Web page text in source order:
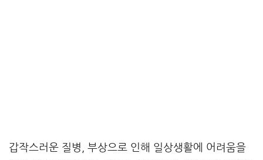
갑작스러운 질병, 부상으로 인해 일상생활에 어려움을